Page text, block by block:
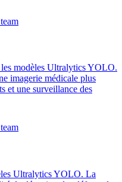
les modèles Ultralytics YOLO.
imagerie médicale plus
et une surveillance des
Ultralytics YOLO. La